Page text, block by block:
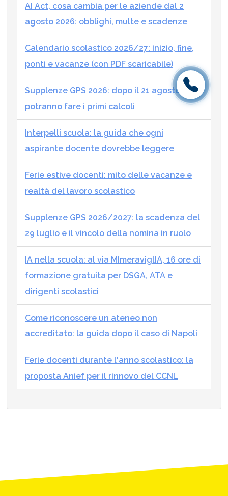
AI Act, cosa cambia per le aziende dal 2
agosto 2026: obblighi, multe e scadenze
Calendario scolastico 2026/27: inizio, fine,
ponti e vacanze (con PDF scaricabile)
Supplenze GPS 2026: dopo il 21 agosto si
potranno fare i primi calcoli
Interpelli scuola: la guida che ogni
aspirante docente dovrebbe leggere
Ferie estive docenti: mito delle vacanze e
realtà del lavoro scolastico
Supplenze GPS 2026/2027: la scadenza del
29 luglio e il vincolo della nomina in ruolo
IA nella scuola: al via MImeraviglIA, 16 ore di
formazione gratuita per DSGA, ATA e
dirigenti scolastici
Come riconoscere un ateneo non
accreditato: la guida dopo il caso di Napoli
Ferie docenti durante l'anno scolastico: la
proposta Anief per il rinnovo del CCNL